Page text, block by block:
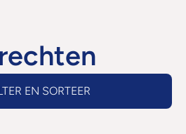
EN SORTEER